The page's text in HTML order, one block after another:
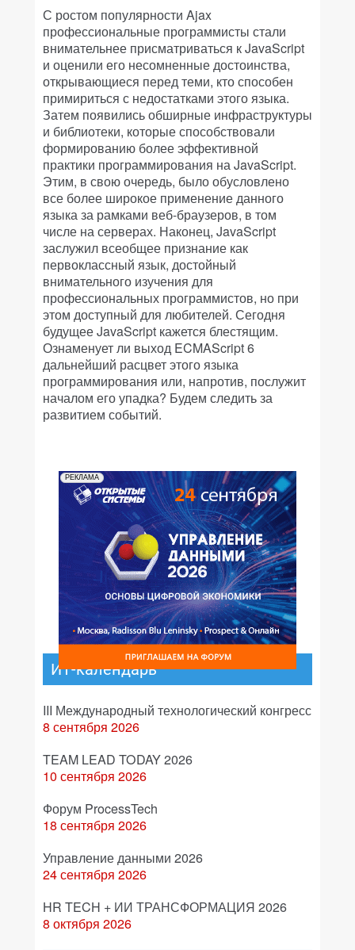
С ростом популярности Ajax
профессиональные программисты стали
внимательнее присматриваться к JavaScript
и оценили его несомненные достоинства,
открывающиеся перед теми, кто способен
примириться с недостатками этого языка.
Затем появились обширные инфраструктуры
и библиотеки, которые способствовали
формированию более эффективной
практики программирования на JavaScript.
Этим, в свою очередь, было обусловлено
все более широкое применение данного
языка за рамками веб-браузеров, в том
числе на серверах. Наконец, JavaScript
заслужил всеобщее признание как
первоклассный язык, достойный
внимательного изучения для
профессиональных программистов, но при
этом доступный для любителей. Сегодня
будущее JavaScript кажется блестящим.
Ознаменует ли выход ECMAScript 6
дальнейший расцвет этого языка
программирования или, напротив, послужит
началом его упадка? Будем следить за
развитием событий.
РЕКЛАМА
ИТ-календарь
III Международный технологический конгресс
8 сентября 2026
TEAM LEAD TODAY 2026
10 сентября 2026
Форум ProcessTech
18 сентября 2026
Управление данными 2026
24 сентября 2026
HR TECH + ИИ ТРАНСФОРМАЦИЯ 2026
8 октября 2026